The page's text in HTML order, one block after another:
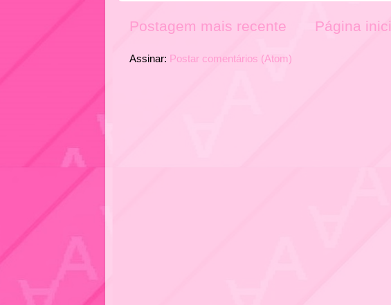
Postagem mais recente Página
Assinar: Postar comentários (Atom)